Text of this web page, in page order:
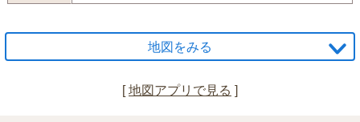
地図をみる
[地図アプリで見る ]